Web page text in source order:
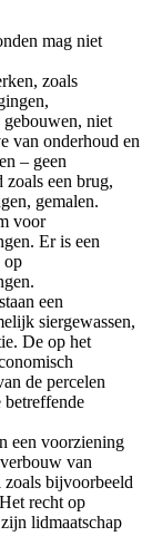
mag niet
zoals
gebouwen, niet
van onderhoud en
– geen
een brug,
gemalen.
voor
Er is een
op
een
siergewassen,
De op het
de percelen
betreffende
een voorziening
van
zoals bijvoorbeeld
recht op
lidmaatschap